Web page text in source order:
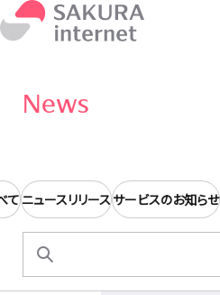
News
てニュースリリースサービスのお知らせ